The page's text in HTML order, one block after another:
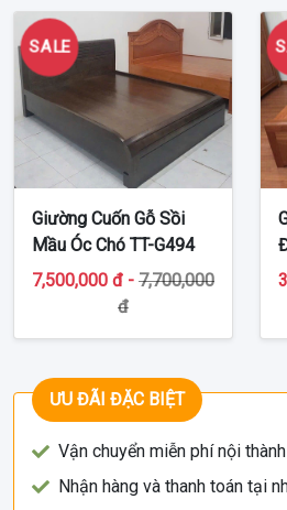
SALE
Giường Cuốn Gỗ Sồi
Mầu Óc Chó TT-G494
7,500,000 đ - 7,700,000
đ
ƯU ĐÃI ĐẶC BIỆT
Vận chuyển miễn phí nội thành
Nhận hàng và thanh toán tại